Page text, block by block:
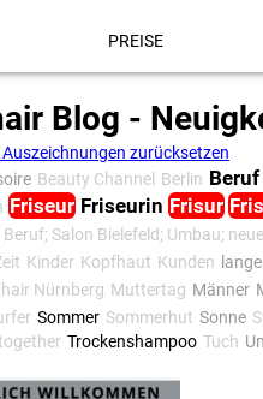
PREISE
Blog -
zurücksetzen
Beauty Channel Berlin Beruf
Friseur Friseurin Frisur
Beruf; Salon Bielefeld; Umbau;
Kinder Kopfhaut Kunden
hair Nürnberg Muttertag Männer
Sommer Sommerhut Sonne
Trockenshampoo Tuch